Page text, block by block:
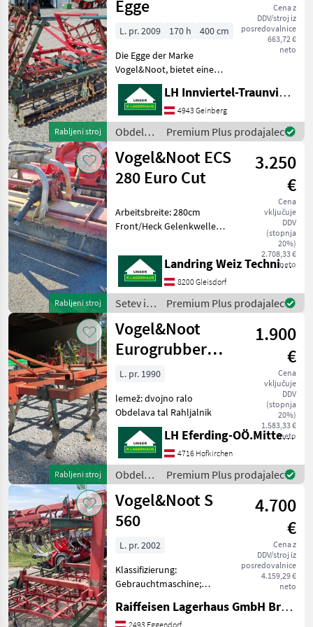
Rabljeni stroj
Egge
Cena z
DDV/stroj iz
posredovalnice
663,72 €
neto
L. pr. 2009 170 h
400 cm
Die Egge der Marke
Vogel&Noot, bietet eine
effiziente Lösung für
landwirtschaftliche
Bodenbearbeitung. Die
Egge ist mit einem
Doppelherzschar
ausgestattet, das f
LH Innviertel-Traunviertel-Urfahr eGen, Geinberg
4943 Geinberg
Obdelava
tal /
Vogel&Noot
Premium Plus prodajalec
Rabljeni stroj
Vogel&Noot ECS
280 Euro Cut
3.250
€
Cena
vključuje
DDV
(stopnja
20%)
2.708,33 €
neto
Arbeitsbreite: 280cm
Front/Heck Gelenkwelle
Hämmer Setev in nega
Mulčer s kladivi
Landring Weiz Technikzentrum Süd
8200 Gleisdorf
Setev in
nega /
Vogel&Noot
Premium Plus prodajalec
Rabljeni stroj
Vogel&Noot
Eurogrubber
2,60m
1.900
€
Cena
vključuje
DDV
(stopnja
20%)
1.583,33 €
neto
L. pr. 1990
lemež: dvojno ralo
Obdelava tal Rahljalnik
LH Eferding-OÖ.Mitte, Landtechnik Hofkirchen
4716 Hofkirchen
Obdelava
tal /
Vogel&Noot
Premium Plus prodajalec
Vogel&Noot S
560
4.700
€
Cena z
DDV/stroj iz
posredovalnice
4.159,29 €
neto
L. pr. 2002
Klassifizierung:
Gebrauchtmaschine;
Vorbesitzer: 2; Weitere
Raiffeisen Lagerhaus GmbH Bruck/Leitha
2493 Eggendorf